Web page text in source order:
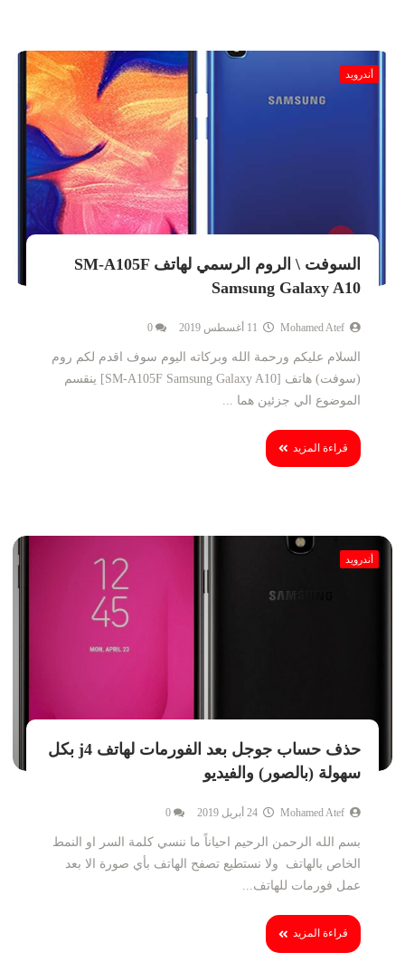
أندرويد
السوفت \ الروم الرسمي لهاتف SM-A105F
Samsung Galaxy A10
Mohamed Atef
0
السلام عليكم ورحمة الله وبركاته اليوم سوف اقدم لكم روم
(سوفت) هاتف [SM-A105F Samsung Galaxy A10] ينقسم
الموضوع الي جزئين هما ...
قراءة المزيد
أندرويد
حذف حساب جوجل بعد الفورمات لهاتف j4 بكل
سهولة (بالصور) والفيديو
Mohamed Atef
0
بسم الله الرحمن الرحيم احياناً ما ننسي كلمة السر او النمط
الخاص بالهاتف ولا نستطيع تصفح الهاتف بأي صورة الا بعد
عمل فورمات للهاتف...
قراءة المزيد